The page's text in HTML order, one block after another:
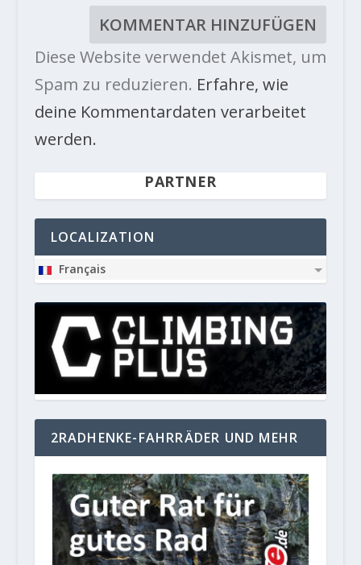
Diese Website verwendet Akismet, um
Spam zu reduzieren. Erfahre, wie
deine Kommentardaten verarbeitet
werden.
PARTNER
LOCALIZATION
Français
2RADHENKE-FAHRRÄDER UND MEHR